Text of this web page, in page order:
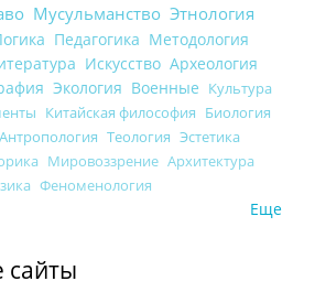
Мусульманство Этнология
Педагогика Методология
Искусство Археология
Экология Военные Культура
Китайская философия Биология
Антропология Теология Эстетика
Мировоззрение Архитектура
Феноменология
Еще
сайты